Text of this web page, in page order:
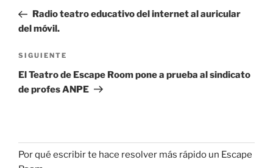
Radio teatro educativo del internet al auricular
del móvil.
SIGUIENTE
El Teatro de Escape Room pone a prueba al sindicato
de profes ANPE
Por qué escribir te hace resolver más rápido un Escape